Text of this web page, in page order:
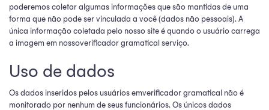
poderemos coletar algumas informações que são mantidas de uma
forma que não pode ser vinculada a você (dados não pessoais). A
única informação coletada pelo nosso site é quando o usuário carrega
a imagem em nossoverificador gramatical serviço.
Uso de dados
Os dados inseridos pelos usuários emverificador gramatical não é
monitorado por nenhum de seus funcionários. Os únicos dados